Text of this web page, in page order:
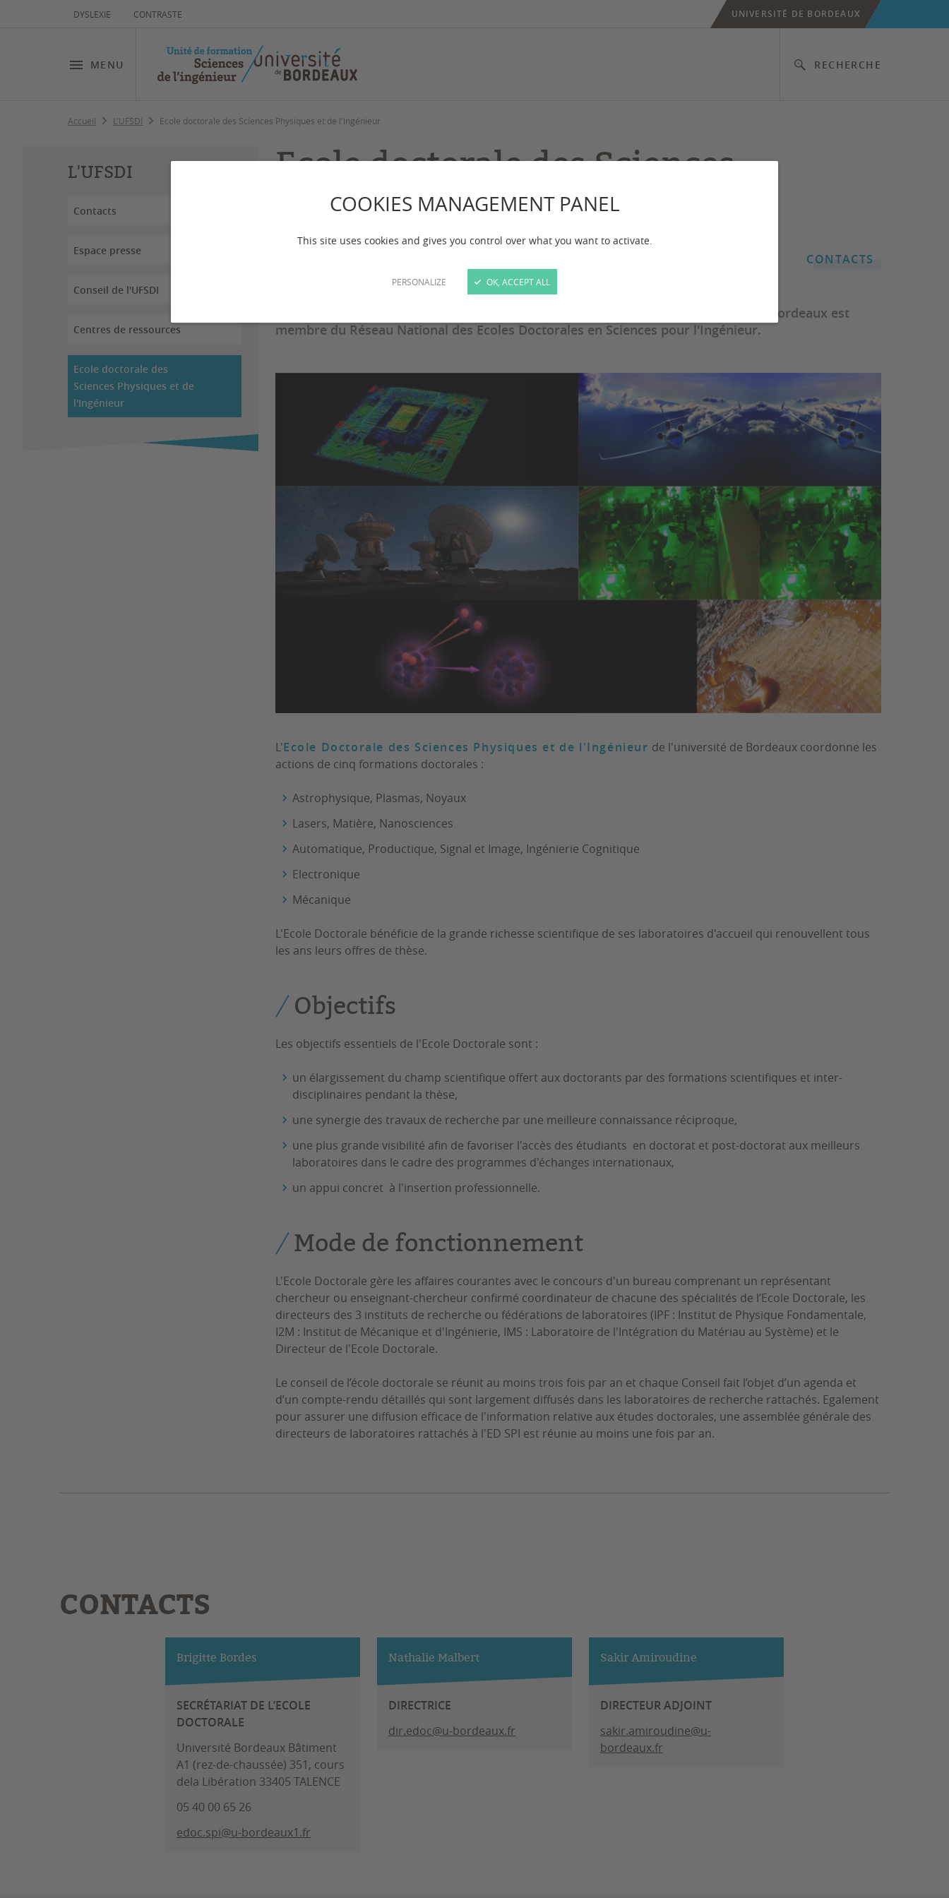
COOKIES MANAGEMENT PANEL
This site uses cookies and gives you control over what you want to activate.
PERSONALIZE OK, ACCEPT ALL
DYSLEXIE CONTRASTE
MENU RECHERCHE
UNIVERSITÉ DE BORDEAUX
Accueil L'UFSDI Ecole doctorale des Sciences Physiques et de l'Ingénieur
L'UFSDI
Contacts
Espace presse
Conseil de l'UFSDI
Centres de ressources
Ecole doctorale des
Sciences Physiques et de
l'Ingénieur
Ecole doctorale des Sciences
Physiques et de l'Ingénieur
CONTACTS
L'Ecole Doctorale des Sciences Physiques et de l'Ingénieur (SPI) de l'Université de Bordeaux est
membre du Réseau National des Ecoles Doctorales en Sciences pour l'Ingénieur.
L'Ecole Doctorale des Sciences Physiques et de l'Ingénieur de l'université de Bordeaux coordonne les
actions de cinq formations doctorales :
Astrophysique, Plasmas, Noyaux
Lasers, Matière, Nanosciences
Automatique, Productique, Signal et Image, Ingénierie Cognitique
Electronique
Mécanique
L'Ecole Doctorale bénéficie de la grande richesse scientifique de ses laboratoires d'accueil qui renouvellent tous
les ans leurs offres de thèse.
Objectifs
Les objectifs essentiels de l'Ecole Doctorale sont :
un élargissement du champ scientifique offert aux doctorants par des formations scientifiques et inter-
disciplinaires pendant la thèse,
une synergie des travaux de recherche par une meilleure connaissance réciproque,
une plus grande visibilité afin de favoriser l'accès des étudiants en doctorat et post-doctorat aux meilleurs
laboratoires dans le cadre des programmes d'échanges internationaux,
un appui concret à l'insertion professionnelle.
Mode de fonctionnement
L'Ecole Doctorale gère les affaires courantes avec le concours d'un bureau comprenant un représentant
chercheur ou enseignant-chercheur confirmé coordinateur de chacune des spécialités de l’Ecole Doctorale, les
directeurs des 3 instituts de recherche ou fédérations de laboratoires (IPF : Institut de Physique Fondamentale,
I2M : Institut de Mécanique et d'Ingénierie, IMS : Laboratoire de l'Intégration du Matériau au Système) et le
Directeur de l'Ecole Doctorale.
Le conseil de l’école doctorale se réunit au moins trois fois par an et chaque Conseil fait l’objet d’un agenda et
d’un compte-rendu détaillés qui sont largement diffusés dans les laboratoires de recherche rattachés. Egalement
pour assurer une diffusion efficace de l'information relative aux études doctorales, une assemblée générale des
directeurs de laboratoires rattachés à l'ED SPI est réunie au moins une fois par an.
CONTACTS
Brigitte Bordes
SECRÉTARIAT DE L’ECOLE
DOCTORALE
Université Bordeaux Bâtiment
A1 (rez-de-chaussée) 351, cours
dela Libération 33405 TALENCE
05 40 00 65 26
edoc.spi@u-bordeaux1.fr
Nathalie Malbert
DIRECTRICE
dir.edoc@u-bordeaux.fr
Sakir Amiroudine
DIRECTEUR ADJOINT
sakir.amiroudine@u-
bordeaux.fr